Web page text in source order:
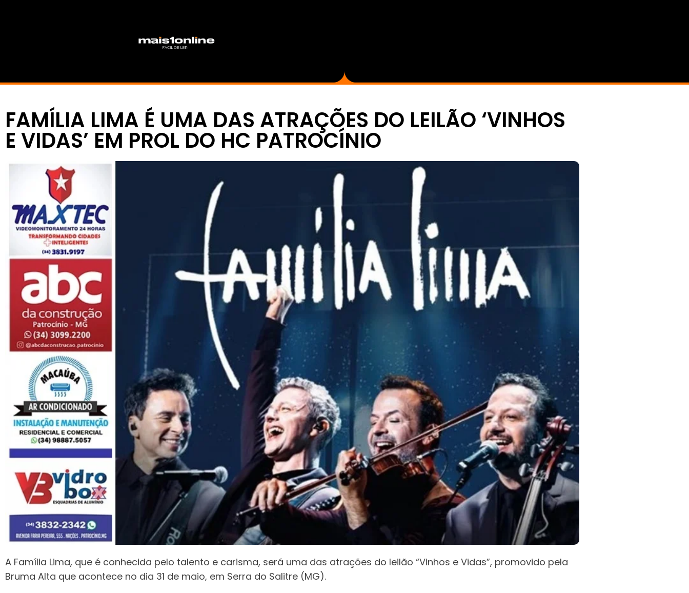
FAMÍLIA LIMA É UMA DAS ATRAÇÕES DO LEILÃO ‘VINHOS
E VIDAS’ EM PROL DO HC PATROCÍNIO
A Família Lima, que é conhecida pelo talento e carisma, será uma das atrações do leilão “Vinhos e Vidas”, promovido pela
Bruma Alta que acontece no dia 31 de maio, em Serra do Salitre (MG).